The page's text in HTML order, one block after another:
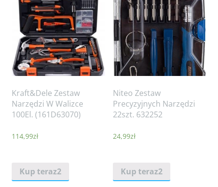
Kraft&Dele Zestaw
Narzędzi W Walizce
100El. (161D63070)
114,99zł
Kup teraz2
Niteo Zestaw
Precyzyjnych Narzędzi
22szt. 632252
24,99zł
Kup teraz2